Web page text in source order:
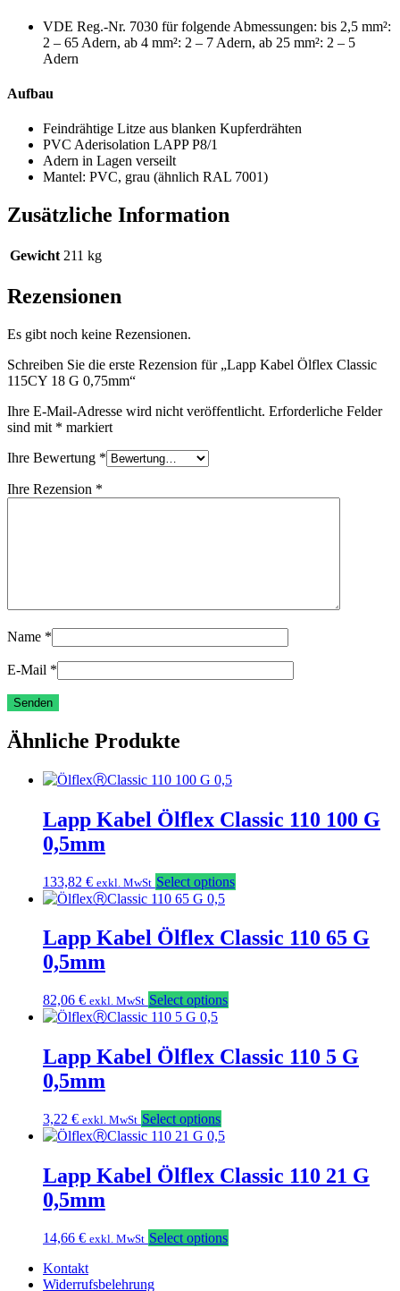
VDE Reg.-Nr. 7030 für folgende Abmessungen: bis 2,5 mm²:
2 – 65 Adern, ab 4 mm²: 2 – 7 Adern, ab 25 mm²: 2 – 5
Adern
Aufbau
Feindrähtige Litze aus blanken Kupferdrähten
PVC Aderisolation LAPP P8/1
Adern in Lagen verseilt
Mantel: PVC, grau (ähnlich RAL 7001)
Zusätzliche Information
Gewicht 211 kg
Rezensionen
Es gibt noch keine Rezensionen.
Schreiben Sie die erste Rezension für „Lapp Kabel Ölflex Classic
115CY 18 G 0,75mm“
Ihre E-Mail-Adresse wird nicht veröffentlicht. Erforderliche Felder
sind mit * markiert
Ihre Bewertung *
Ihre Rezension *
Name *
E-Mail *
Ähnliche Produkte
Lapp Kabel Ölflex Classic 110 100 G
0,5mm
133,82 € exkl. MwSt Select options
Lapp Kabel Ölflex Classic 110 65 G
0,5mm
82,06 € exkl. MwSt Select options
Lapp Kabel Ölflex Classic 110 5 G
0,5mm
3,22 € exkl. MwSt Select options
Lapp Kabel Ölflex Classic 110 21 G
0,5mm
14,66 € exkl. MwSt Select options
Kontakt
Widerrufsbelehrung